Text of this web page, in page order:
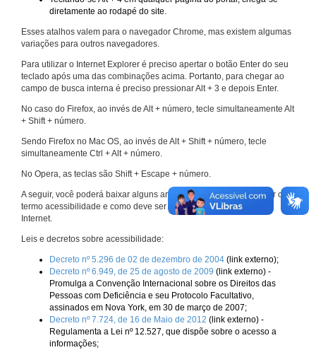
diretamente ao rodapé do site.
Esses atalhos valem para o navegador Chrome, mas existem algumas
variações para outros navegadores.
Para utilizar o Internet Explorer é preciso apertar o botão Enter do seu
teclado após uma das combinações acima. Portanto, para chegar ao
campo de busca interna é preciso pressionar Alt + 3 e depois Enter.
No caso do Firefox, ao invés de Alt + número, tecle simultaneamente Alt
+ Shift + número.
Sendo Firefox no Mac OS, ao invés de Alt + Shift + número, tecle
simultaneamente Ctrl + Alt + número.
No Opera, as teclas são Shift + Escape + número.
A seguir, você poderá baixar alguns arquivos que explicam melhor o
termo acessibilidade e como deve ser implementado nos sites da
Internet.
Leis e decretos sobre acessibilidade:
Decreto nº 5.296 de 02 de dezembro de 2004 (link externo);
Decreto nº 6.949, de 25 de agosto de 2009 (link externo) -
Promulga a Convenção Internacional sobre os Direitos das
Pessoas com Deficiência e seu Protocolo Facultativo,
assinados em Nova York, em 30 de março de 2007;
Decreto nº 7.724, de 16 de Maio de 2012 (link externo) -
Regulamenta a Lei nº 12.527, que dispõe sobre o acesso a
informações;